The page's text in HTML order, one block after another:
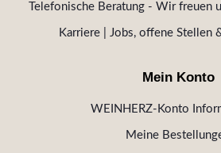
Telefonische Beratung - Wir freuen
Karriere | Jobs, offene Stellen
Mein Konto
WEINHERZ-Konto
Meine